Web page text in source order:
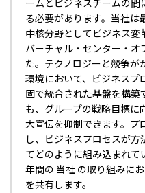
ームとビジネスチームの
る必要があります。当社は
中核分野としてビジネス変
バーチャル・センター・オ
た。テクノロジーと競争が
環境において、ビジネスプ
固で統合された基盤を構築
も、グループの戦略目標
大宣伝を抑制できます。プ
し、ビジネスプロセスが
てどのように組み込まれ
年間の 当社 の取り組みに
を共有します。